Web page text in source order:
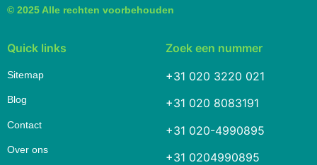
© 2025 Alle rechten voorbehouden
Quick links
Sitemap
Blog
Contact
Over ons
Zoek een nummer
+31 020 3220 021
+31 020 8083191
+31 020-4990895
+31 0204990895